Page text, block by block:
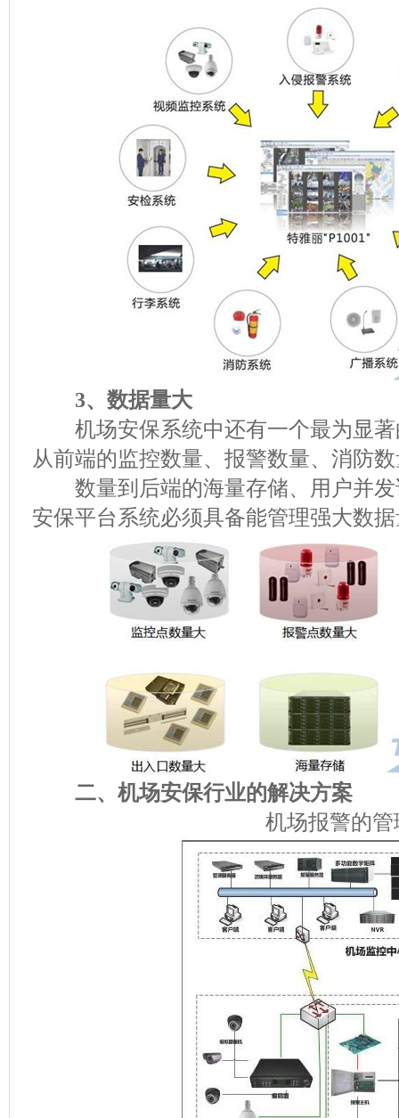
3、数据量大
机场安保系统中还有一个最为显著
从前端的监控数量、报警数量、消防
数量到后端的海量存储、用户并发
安保平台系统必须具备能管理强大数
二、机场安保行业的解决方案
机场报警的管